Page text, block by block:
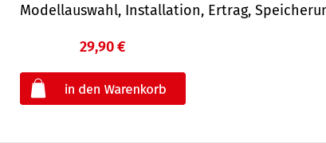
Modellauswahl, Installation, Ertrag,
29,90 €